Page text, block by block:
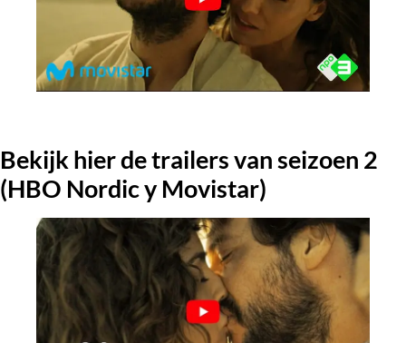
Bekijk hier de trailers van seizoen 2
(HBO Nordic y Movistar)